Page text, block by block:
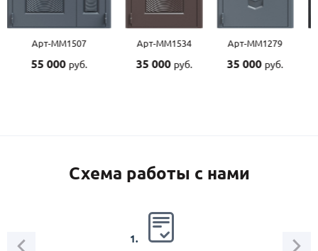
Арт-ММ1507
55 000 руб.
Арт-ММ1534
35 000 руб.
Арт-ММ1279
35 000 руб.
Схема работы с нами
1.